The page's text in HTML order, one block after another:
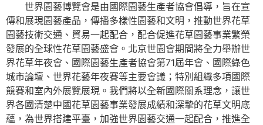
世界園藝博覽會是由國際園藝生產者協會倡導，旨在宣
傳和展現園藝產品，傳播多樣性園藝和文明，推動世界花草
園藝技術交通、貿易一起配合，配合促進花草園藝事業繁榮
發展的全球性花草園藝盛會。北京世園會期間將全力舉辦世
界花草年夜會、國際園藝生產者協會第71屆年會、國際綠色
城市論壇、世界花藝年夜賽等主要會議；特別組織多項國際
競賽和室內外展覽展現。我們將以全新國際關系理念，讓世
界各國清楚中國花草園藝事業發展成績和深摯的花草文明底
蘊，為世界搭建平臺，加強世界園藝交通一起配合，推進全